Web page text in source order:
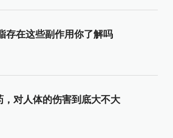
存在这些副作用你了解吗
，对人体的伤害到底大不大